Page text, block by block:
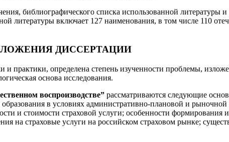
библиографического списка использованной литературы
литературы включает 127 наименования, в том числе 110
ДИССЕРТАЦИИ
и практики, определена степень изученности проблемы,
основа исследования.
воспроизводстве” рассматриваются следующие
в условиях административно-плановой и рыночной
и стоимости страховой услуги; особенности формирования
на страховые услуги на российском страховом рынке;